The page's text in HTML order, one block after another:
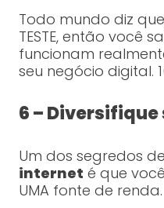
Todo mundo diz
TESTE, então você
funcionam
seu negócio digital.
6 –
Um dos segredos de
internet é que
UMA fonte de renda.